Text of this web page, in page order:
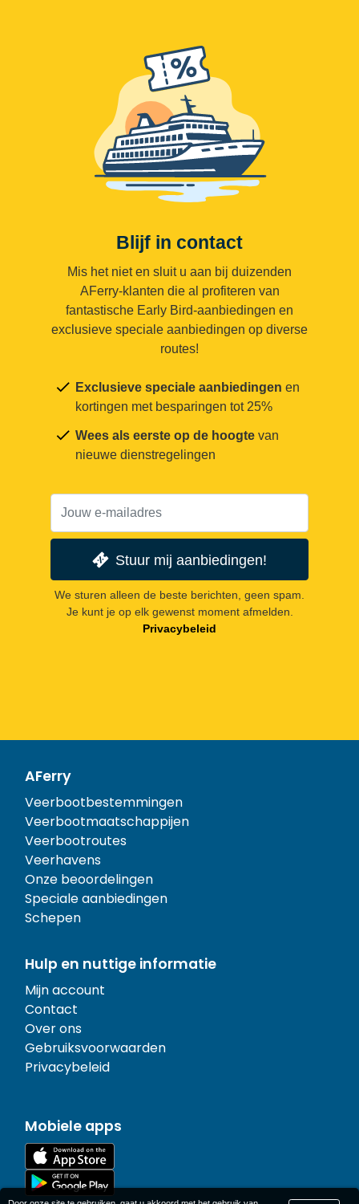
Blijf in contact
Mis het niet en sluit u aan bij duizenden
AFerry-klanten die al profiteren van
fantastische Early Bird-aanbiedingen en
exclusieve speciale aanbiedingen op diverse
routes!
Exclusieve speciale aanbiedingen en
kortingen met besparingen tot 25%
Wees als eerste op de hoogte van
nieuwe dienstregelingen
Stuur mij aanbiedingen!
We sturen alleen de beste berichten, geen spam.
Je kunt je op elk gewenst moment afmelden.
Privacybeleid
AFerry
Veerbootbestemmingen
Veerbootmaatschappijen
Veerbootroutes
Veerhavens
Onze beoordelingen
Speciale aanbiedingen
Schepen
Hulp en nuttige informatie
Mijn account
Contact
Over ons
Gebruiksvoorwaarden
Privacybeleid
Mobiele apps